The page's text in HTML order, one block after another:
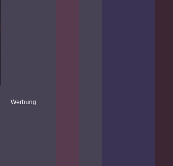
Werbung